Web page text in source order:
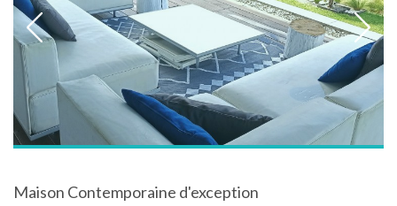
Maison Contemporaine d'exception